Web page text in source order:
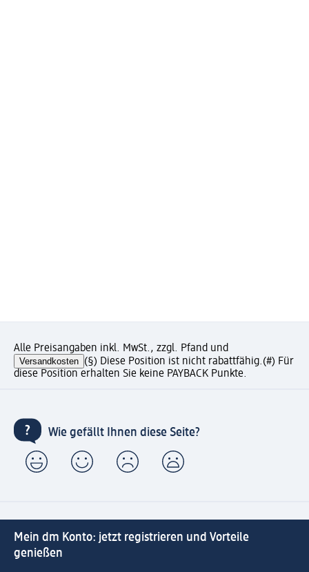
Alle Preisangaben inkl. MwSt., zzgl. Pfand und
Versandkosten (§) Diese Position ist nicht rabattfähig.(#) Für
diese Position erhalten Sie keine PAYBACK Punkte.
Wie gefällt Ihnen diese Seite?
Mein dm Konto: jetzt registrieren und Vorteile
genießen